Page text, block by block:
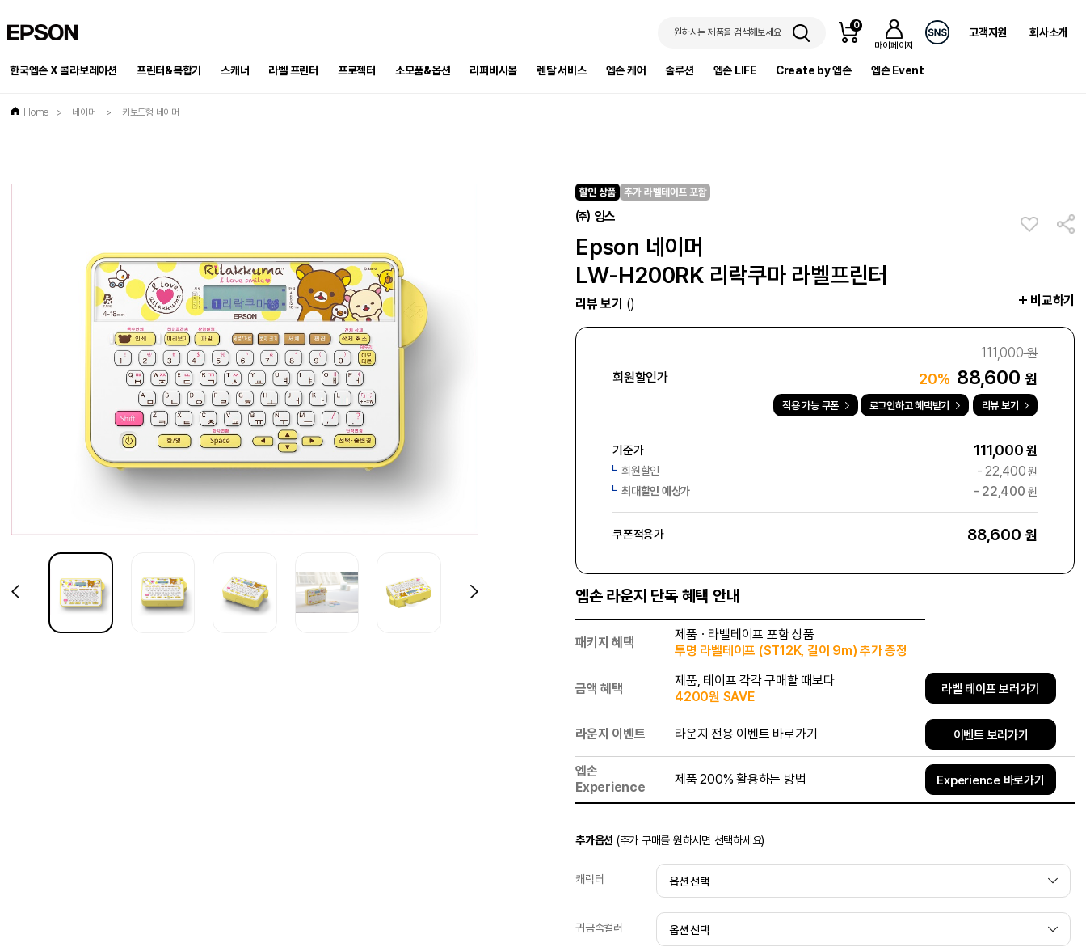
원하시는 제품을 검색해보세요
0
마이페이지
고객지원 회사소개
한국엡손 X 콜라보레이션 프린터&복합기 스캐너 라벨 프린터 프로젝터 소모품&옵션 리퍼비시몰 렌탈 서비스 엡손 케어 솔루션 엡손 LIFE Create by 엡손 엡손 Event
Home > 네이머 > 키보드형 네이머
㈜ 잉스
Epson 네이머
LW-H200RK 리락쿠마 라벨프린터
리뷰 보기 () 비교하기
111,000원
회원할인가
20% 88,600원
적용 가능 쿠폰 로그인하고 혜택받기 리뷰 보기
기준가 111,000원
회원할인 - 22,400원
최대할인 예상가
- 22,400 원
쿠폰적용가 88,600 원
엡손 라운지 단독 혜택 안내
패키지 혜택
제품ㆍ라벨테이프 포함 상품
투명 라벨테이프 (ST12K, 길이 9m) 추가 증정
금액 혜택
제품, 테이프 각각 구매할 때보다
4200원 SAVE
라벨 테이프 보러가기
라운지 이벤트 라운지 전용 이벤트 바로가기 이벤트 보러가기
엡손
Experience
제품 200% 활용하는 방법 Experience 바로가기
추가옵션 (추가 구매를 원하시면 선택하세요)
캐릭터
귀금속컬러